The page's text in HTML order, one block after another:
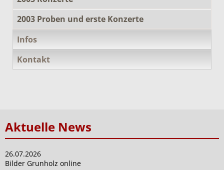
2003 Proben und erste Konzerte
Infos
Kontakt
Aktuelle News
26.07.2026
Bilder Grunholz online